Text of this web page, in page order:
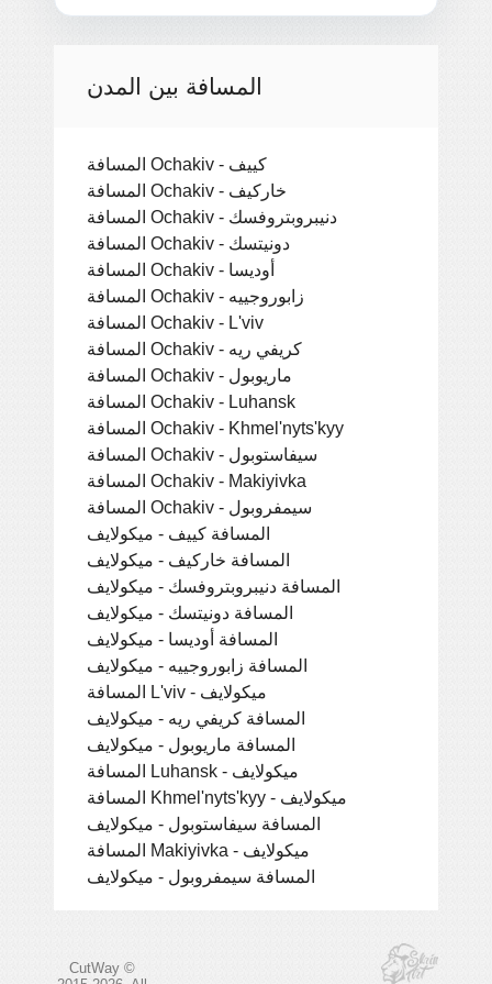
المسافة بين المدن
المسافة Ochakiv - كييف
المسافة Ochakiv - خاركيف
المسافة Ochakiv - دنيبروبتروفسك
المسافة Ochakiv - دونيتسك
المسافة Ochakiv - أوديسا
المسافة Ochakiv - زابوروجييه
المسافة Ochakiv - L'viv
المسافة Ochakiv - كريفي ريه
المسافة Ochakiv - ماريوبول
المسافة Ochakiv - Luhansk
المسافة Ochakiv - Khmel'nyts'kyy
المسافة Ochakiv - سيفاستوبول
المسافة Ochakiv - Makiyivka
المسافة Ochakiv - سيمفروبول
المسافة كييف - ميكولايف
المسافة خاركيف - ميكولايف
المسافة دنيبروبتروفسك - ميكولايف
المسافة دونيتسك - ميكولايف
المسافة أوديسا - ميكولايف
المسافة زابوروجييه - ميكولايف
المسافة L'viv - ميكولايف
المسافة كريفي ريه - ميكولايف
المسافة ماريوبول - ميكولايف
المسافة Luhansk - ميكولايف
المسافة Khmel'nyts'kyy - ميكولايف
المسافة سيفاستوبول - ميكولايف
المسافة Makiyivka - ميكولايف
المسافة سيمفروبول - ميكولايف
CutWay ©